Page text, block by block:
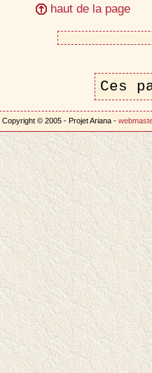
haut de la page
Ces
Copyright © 2005 - Projet Ariana -